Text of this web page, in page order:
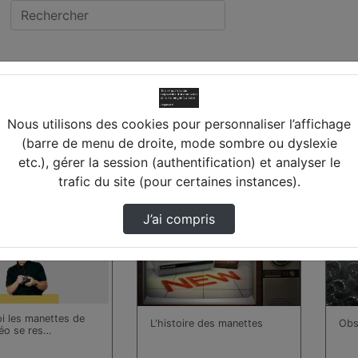
LOUIS PASTEUR
les manettes de
se res…
L'histoire des manettes
Nous utilisons des cookies pour personnaliser l’affichage
(barre de menu de droite, mode sombre ou dyslexie
etc.), gérer la session (authentification) et analyser le
trafic du site (pour certaines instances).
J’ai compris